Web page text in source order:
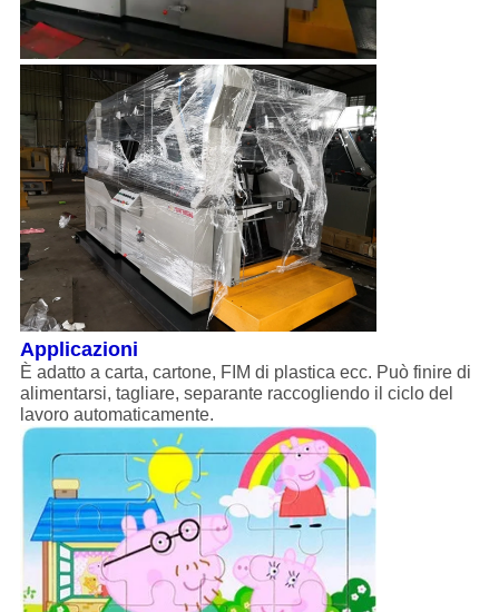
Applicazioni
È adatto a carta, cartone, FIM di plastica ecc. Può finire di
alimentarsi, tagliare, separante raccogliendo il ciclo del
lavoro automaticamente.